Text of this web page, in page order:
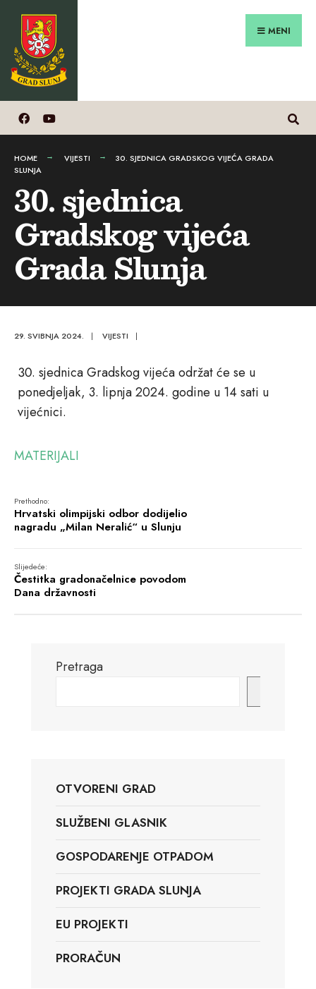
Preskoči
sadržaj
MENI
HOME VIJESTI
30. SJEDNICA GRADSKOG VIJEĆA GRADA
SLUNJA
30. sjednica
Gradskog vijeća
Grada Slunja
29. SVIBNJA 2024. | VIJESTI |
sjednica Gradskog vijeća održat će se u
ponedjeljak, 3. lipnja 2024. godine u 14 sati u
vijećnici.
MATERIJALI
Prethodno:
Hrvatski olimpijski odbor dodijelio
nagradu „Milan Neralić“ u Slunju
Slijedeće:
Čestitka gradonačelnice povodom
Dana državnosti
Pretraga
OTVORENI GRAD
SLUŽBENI GLASNIK
GOSPODARENJE OTPADOM
PROJEKTI GRADA SLUNJA
EU PROJEKTI
PRORAČUN
for: